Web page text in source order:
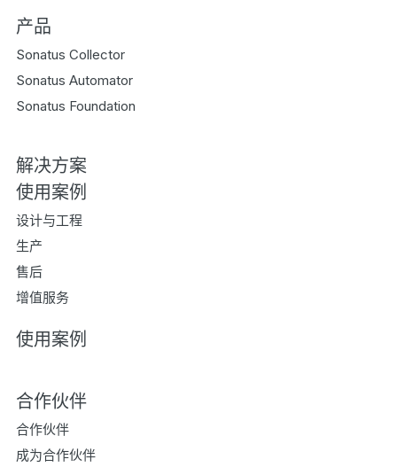
产品
Sonatus Collector
Sonatus Automator
Sonatus Foundation
解决方案
使用案例
设计与工程
生产
售后
增值服务
使用案例
合作伙伴
合作伙伴
成为合作伙伴